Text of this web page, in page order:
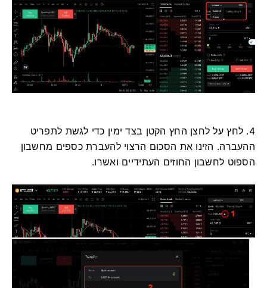
4. לחץ על לחצן החץ הקטן בצד ימין כדי לגשת לתפריט
ההעברה. הזינו את הסכום הרצוי להעברת כספים מחשבון
הספוט לחשבון החוזים העתידיים ואשרו.